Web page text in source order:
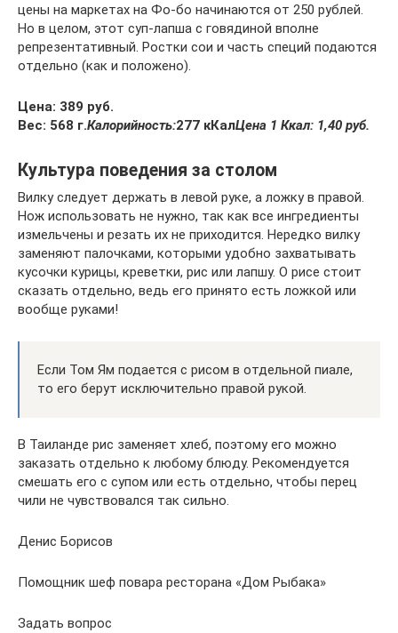
цены на маркетах на Фо-бо начинаются от 250 рублей.
Но в целом, этот суп-лапша с говядиной вполне
репрезентативный. Ростки сои и часть специй подаются
отдельно (как и положено).
Цена: 389 руб.
Вес: 568 г.Калорийность:277 кКалЦена 1 Ккал: 1,40 руб.
Культура поведения за столом
Вилку следует держать в левой руке, а ложку в правой.
Нож использовать не нужно, так как все ингредиенты
измельчены и резать их не приходится. Нередко вилку
заменяют палочками, которыми удобно захватывать
кусочки курицы, креветки, рис или лапшу. О рисе стоит
сказать отдельно, ведь его принято есть ложкой или
вообще руками!
Если Том Ям подается с рисом в отдельной пиале,
то его берут исключительно правой рукой.
В Таиланде рис заменяет хлеб, поэтому его можно
заказать отдельно к любому блюду. Рекомендуется
смешать его с супом или есть отдельно, чтобы перец
чили не чувствовался так сильно.
Денис Борисов
Помощник шеф повара ресторана «Дом Рыбака»
Задать вопрос